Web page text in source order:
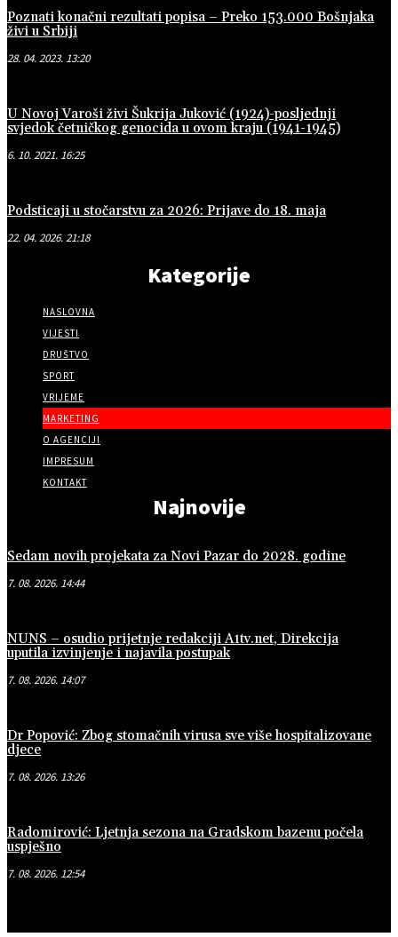
Poznati konačni rezultati popisa – Preko 153.000 Bošnjaka
živi u Srbiji
28. 04. 2023. 13:20
U Novoj Varoši živi Šukrija Juković (1924)-posljednji
svjedok četničkog genocida u ovom kraju (1941-1945)
6. 10. 2021. 16:25
Podsticaji u stočarstvu za 2026: Prijave do 18. maja
22. 04. 2026. 21:18
Kategorije
NASLOVNA
VIJESTI
DRUŠTVO
SPORT
VRIJEME
MARKETING
O AGENCIJI
IMPRESUM
KONTAKT
Najnovije
Sedam novih projekata za Novi Pazar do 2028. godine
7. 08. 2026. 14:44
NUNS – osudio prijetnje redakciji A1tv.net, Direkcija
uputila izvinjenje i najavila postupak
7. 08. 2026. 14:07
Dr Popović: Zbog stomačnih virusa sve više hospitalizovane
djece
7. 08. 2026. 13:26
Radomirović: Ljetnja sezona na Gradskom bazenu počela
uspješno
7. 08. 2026. 12:54